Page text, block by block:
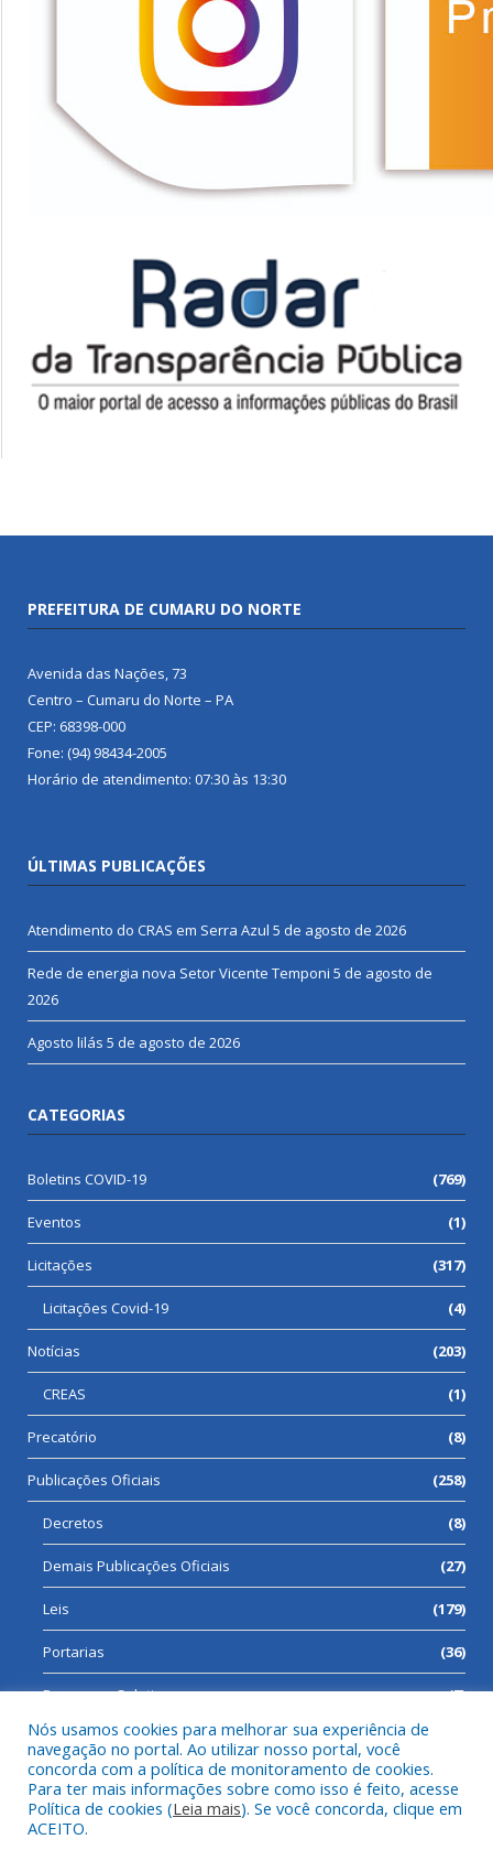
PREFEITURA DE CUMARU DO NORTE
Avenida das Nações, 73
Centro – Cumaru do Norte – PA
CEP: 68398-000
Fone: (94) 98434-2005
Horário de atendimento: 07:30 às 13:30
ÚLTIMAS PUBLICAÇÕES
Atendimento do CRAS em Serra Azul 5 de agosto de 2026
Rede de energia nova Setor Vicente Temponi 5 de agosto de
2026
Agosto lilás 5 de agosto de 2026
CATEGORIAS
Boletins COVID-19 (769)
Eventos (1)
Licitações (317)
Licitações Covid-19 (4)
Notícias (203)
CREAS (1)
Precatório (8)
Publicações Oficiais (258)
Decretos (8)
Demais Publicações Oficiais (27)
Leis (179)
Portarias (36)
Processos Seletivos (7)
Todos os direitos reservados a Prefeitura Municipal de Cumaru
do Norte.
Nós usamos cookies para melhorar sua experiência de
navegação no portal. Ao utilizar nosso portal, você
concorda com a política de monitoramento de cookies.
Para ter mais informações sobre como isso é feito, acesse
Política de cookies (Leia mais). Se você concorda, clique em
ACEITO.